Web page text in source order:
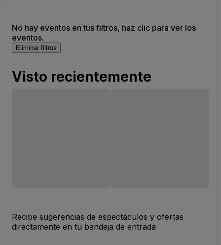
No hay eventos en tus filtros, haz clic para ver los
eventos.
Eliminar filtros
Visto recientemente
Recibe sugerencias de espectáculos y ofertas
directamente en tu bandeja de entrada